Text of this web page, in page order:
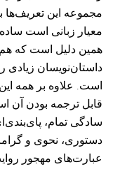
مجموعه این تعریف‌ها
معیار زبانی است
همین دلیل است که هم
داستان‌نویسان
است. علاوه بر همه
قابل ترجمه بودن آن
سادگی تمام،
دستوری، نحوی و
عبارت‌های مهجور